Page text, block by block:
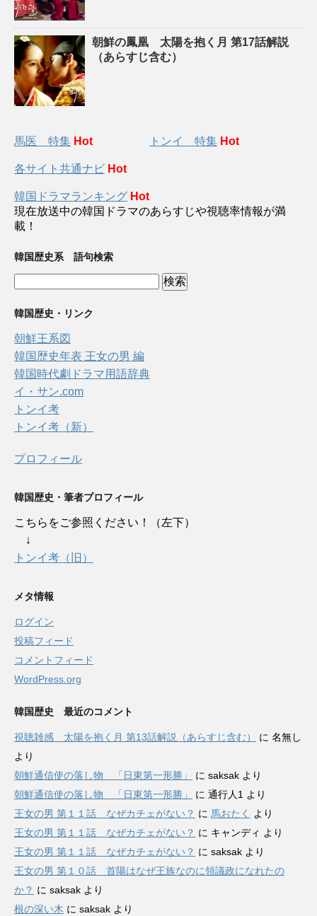
朝鮮の鳳凰 太陽を抱く月 第17話解説
（あらすじ含む）
馬医 特集 Hot トンイ 特集 Hot
各サイト共通ナビ Hot
韓国ドラマランキング Hot
現在放送中の韓国ドラマのあらすじや視聴率情報が満
載！
韓国歴史系 語句検索
韓国歴史・リンク
朝鮮王系図
韓国歴史年表 王女の男 編
韓国時代劇ドラマ用語辞典
イ・サン.com
トンイ考
トンイ考（新）
プロフィール
韓国歴史・筆者プロフィール
こちらをご参照ください！（左下）
↓
トンイ考（旧）
メタ情報
ログイン
投稿フィード
コメントフィード
WordPress.org
韓国歴史 最近のコメント
視聴雑感 太陽を抱く月 第13話解説（あらすじ含む） に 名無し
より
朝鮮通信使の落し物 「日東第一形勝」
に saksak より
朝鮮通信使の落し物 「日東第一形勝」
に 通行人1 より
王女の男 第１１話 なぜカチェがない？ に 馬おたく
より
王女の男 第１１話 なぜカチェがない？ に キャンディ より
王女の男 第１１話 なぜカチェがない？ に saksak より
王女の男 第１０話 首陽はなぜ王族なのに領議政になれたの
か？ に saksak より
根の深い木 に saksak より